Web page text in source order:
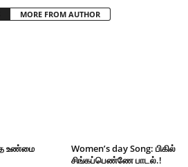
MORE FROM AUTHOR
உண்மை
Women’s day Song: பிகில்
சிங்கப்பெண்ணே பாடல்.!